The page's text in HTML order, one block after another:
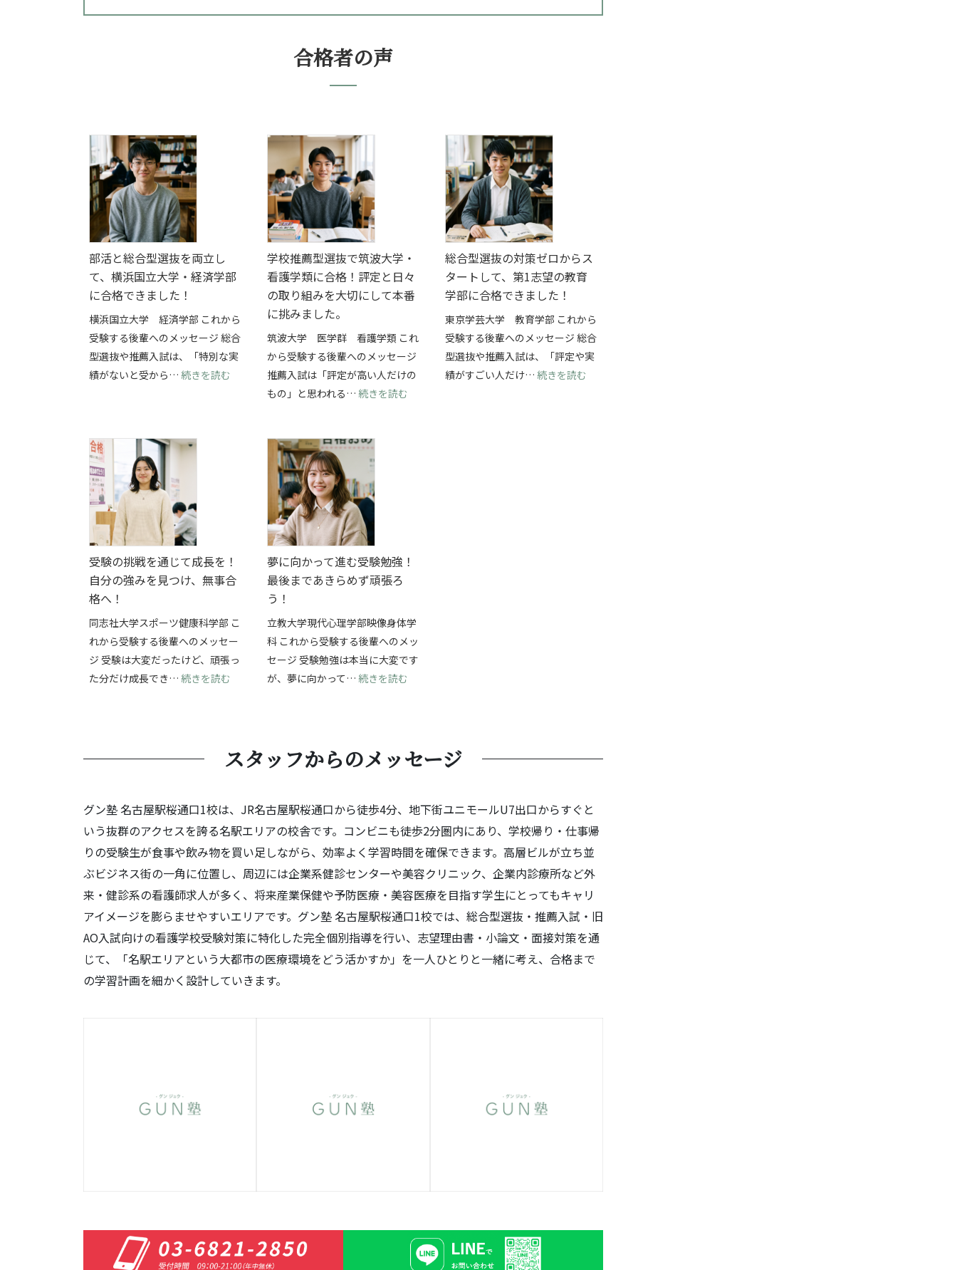
合格者の声
部活と総合型選抜を両立し
て、横浜国立大学・経済学部
に合格できました！
横浜国立大学 経済学部 これから
受験する後輩へのメッセージ 総合
型選抜や推薦入試は、「特別な実
績がないと受から… 続きを読む : 部活と総合型選抜を両立して、横浜国立大学・経済学部に合格できました！
学校推薦型選抜で筑波大学・
看護学類に合格！評定と日々
の取り組みを大切にして本番
に挑みました。
筑波大学 医学群 看護学類 これ
から受験する後輩へのメッセージ
推薦入試は「評定が高い人だけの
もの」と思われる… 続きを読む
総合型選抜の対策ゼロからス
タートして、第1志望の教育
学部に合格できました！
東京学芸大学 教育学部 これから
受験する後輩へのメッセージ 総合
型選抜や推薦入試は、「評定や実
績がすごい人だけ… 続きを読む
受験の挑戦を通じて成長を！
自分の強みを見つけ、無事合
格へ！
同志社大学スポーツ健康科学部 こ
れから受験する後輩へのメッセー
ジ 受験は大変だったけど、頑張っ
た分だけ成長でき… 続きを読む : 受験の挑戦を通じて成長を！自分の強みを見つけ、無事合格へ！
夢に向かって進む受験勉強！
最後まであきらめず頑張ろ
う！
立教大学現代心理学部映像身体学
科 これから受験する後輩へのメッ
セージ 受験勉強は本当に大変です
が、夢に向かって… 続きを読む
スタッフからのメッセージ
グン塾 名古屋駅桜通口1校は、JR名古屋駅桜通口から徒歩4分、地下街ユニモールU7出口からすぐと
いう抜群のアクセスを誇る名駅エリアの校舎です。コンビニも徒歩2分圏内にあり、学校帰り・仕事帰
りの受験生が食事や飲み物を買い足しながら、効率よく学習時間を確保できます。高層ビルが立ち並
ぶビジネス街の一角に位置し、周辺には企業系健診センターや美容クリニック、企業内診療所など外
来・健診系の看護師求人が多く、将来産業保健や予防医療・美容医療を目指す学生にとってもキャリ
アイメージを膨らませやすいエリアです。グン塾 名古屋駅桜通口1校では、総合型選抜・推薦入試・旧
AO入試向けの看護学校受験対策に特化した完全個別指導を行い、志望理由書・小論文・面接対策を通
じて、「名駅エリアという大都市の医療環境をどう活かすか」を一人ひとりと一緒に考え、合格まで
の学習計画を細かく設計していきます。